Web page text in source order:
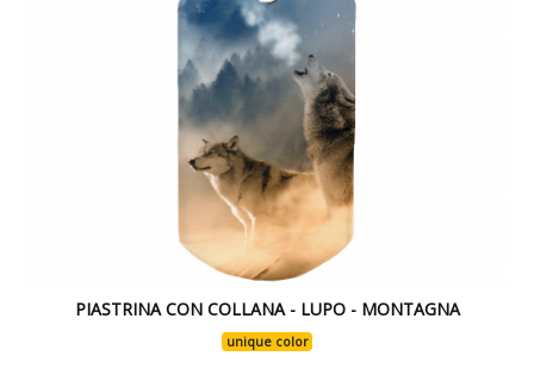
PIASTRINA CON COLLANA - LUPO - MONTAGNA
unique color